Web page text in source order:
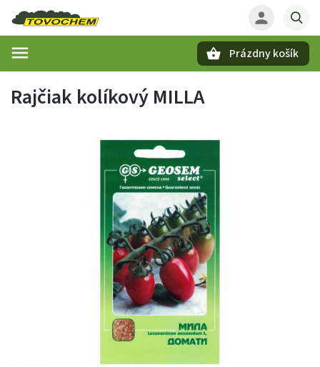
Prázdny košík
Rajčiak kolíkový MILLA